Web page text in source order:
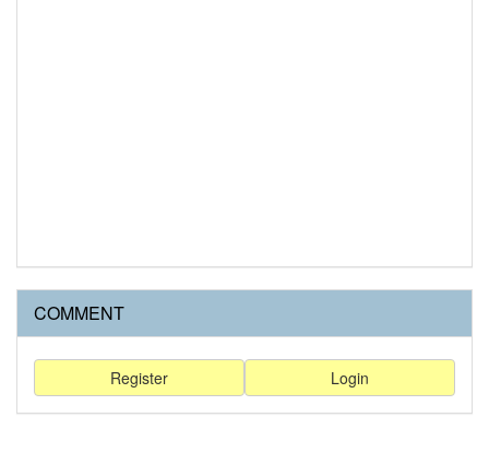
COMMENT
Login
Register